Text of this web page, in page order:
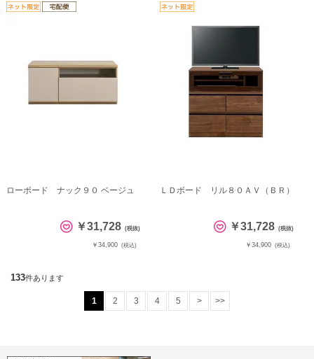
ローボード ナック９０ ベージュ
￥31,728 (税抜)
￥34,900 (税込)
ＬＤボード リル８０ＡＶ（ＢＲ）
￥31,728 (税抜)
￥34,900 (税込)
133件あります
1 2 3 4 5 > >>